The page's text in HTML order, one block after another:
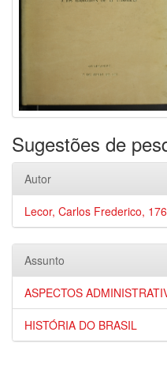
Sugestões de
Autor
Lecor, Carlos Frederico,
Assunto
ASPECTOS
HISTÓRIA DO BRASIL